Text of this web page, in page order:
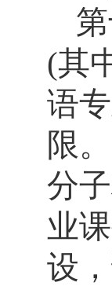
(其
语
限
分
业
设